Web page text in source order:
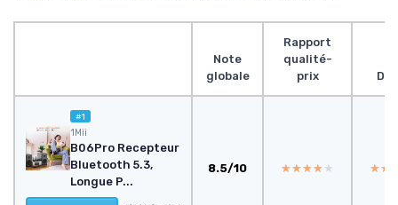
Note
globale
Rapport
qualité-
prix
#1
1Mii
B06Pro Recepteur
Bluetooth 5.3,
Longue P...
8.5/10 ★★★★★
★★★★★